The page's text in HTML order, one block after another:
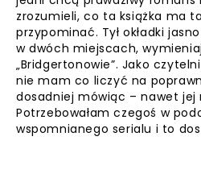
zrozumieli, co ta książka ma
przypominać. Tył okładki
w dwóch miejscach,
„Bridgertonowie”. Jako
nie mam co liczyć na
dosadniej mówiąc – nawet jej
Potrzebowałam czegoś w
wspomnianego serialu i to